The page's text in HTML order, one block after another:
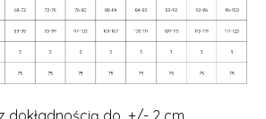
dokładnością do +/- 2 cm.